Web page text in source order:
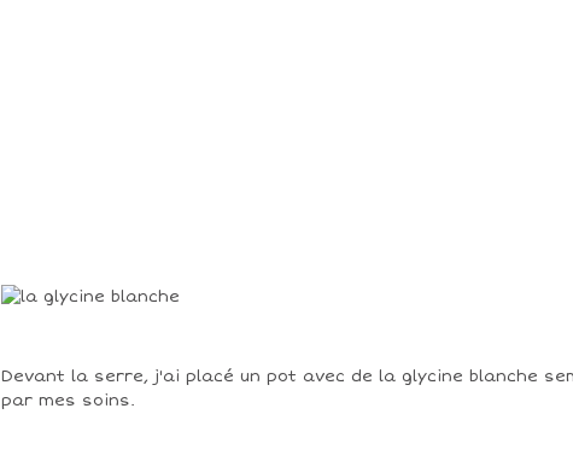
Devant la serre, j'ai placé un pot avec de la glycine blanche
par mes soins.